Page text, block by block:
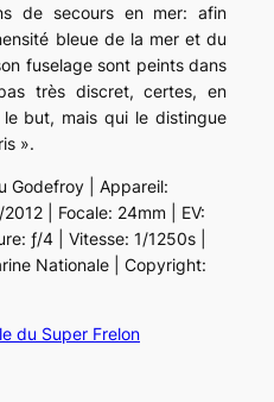
de secours en mer: afin
bleue de la mer et du
fuselage sont peints dans
très discret, certes, en
le but, mais qui le distingue
».
Godefroy | Appareil:
| Focale: 24mm | EV:
ƒ/4 | Vitesse: 1/1250s |
Nationale | Copyright:
du Super Frelon